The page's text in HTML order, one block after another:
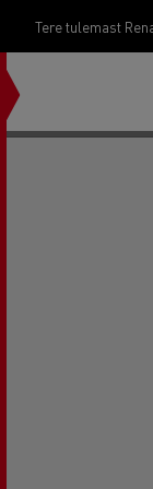
Tere tulemast